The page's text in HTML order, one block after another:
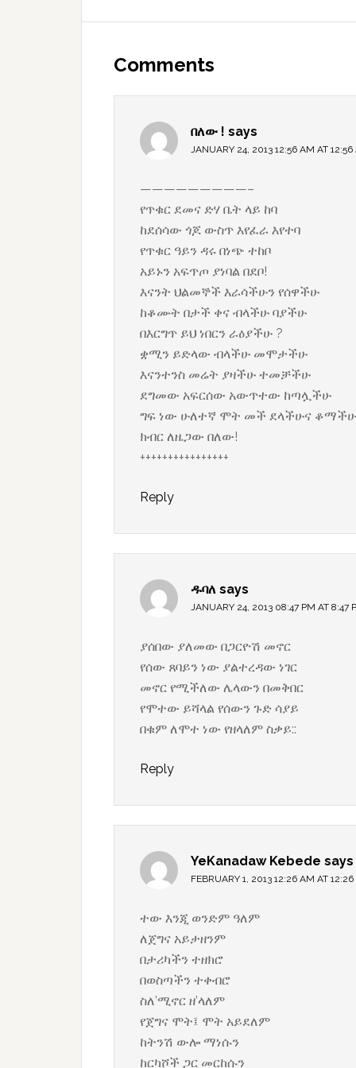
Interactions
Comments
በለው ! says
JANUARY 24, 2013 12:56 AM AT 12:56
—————————–
የጥቁር ደመና ድሃ ቤት ላይ ከባ
ከደሰሳው ጎጆ ውስጥ እየፈራ እየተባ
የጥቁር ዓይን ዳሩ በነጭ ተከቦ
አይኑን አፍጥጦ ያነባል በደቦ!
እናንት ህልመኞች እራሳችሁን የሰዋችሁ
ከቆሙት በታች ቀና ብላችሁ ባያችሁ
በእርግጥ ይህ ነበርን ራዕያችሁ ?
ቋሚን ይድላው ብላችሁ መሞታችሁ
እናንተንስ መሬት ያዛችሁ ተመቻችሁ
ደግመው አፍርሰው አውጥተው ከጣሏችሁ
ግፍ ነው ሁለተኛ ሞት መች ደላችሁና
ክብር ለዜጋው በለው!
++++++++++++++++
Reply
ዱባለ says
JANUARY 24, 2013 08:47 PM AT 8:47
ያሰበው ያለመው በጋርዮሽ መኖር
የሰው ጸባይን ነው ያልተረዳው ነገር
መኖር የሚችለው ሌላውን በመቅበር
የሞተው ይሻላል የሰውን ጉድ ሳያይ
በቁም ለሞተ ነው የዘላለም ስቃይ::
Reply
YeKanadaw Kebede says
FEBRUARY 1, 2013 12:26 AM AT
ተው እንጂ ወንድም ዓለም
ለጀግና አይታዘንም
በታሪካችን ተዘክሮ
በወስጣችን ተቀብሮ
ስለ’ሚኖር ዘ’ላለም
የጀግና ሞት፤ ሞት አይደለም
ከትንሽ ውሎ ማነሱን
ከርካሾች ጋር መርከሱን